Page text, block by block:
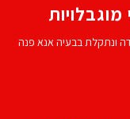
ונתקלת בבעיה אנא פנה